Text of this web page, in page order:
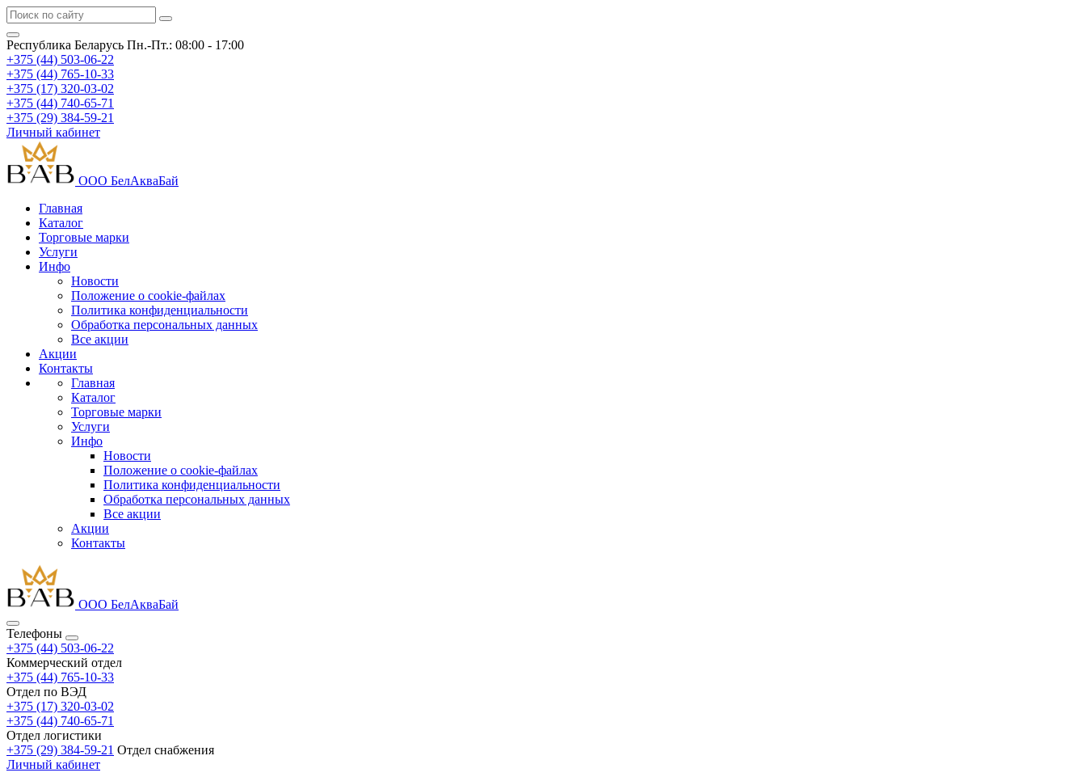
Республика Беларусь Пн.-Пт.: 08:00 - 17:00
+375 (44) 503-06-22
+375 (44) 765-10-33
+375 (17) 320-03-02
+375 (44) 740-65-71
+375 (29) 384-59-21
Личный кабинет
ООО БелАкваБай
Главная
Каталог
Торговые марки
Услуги
Инфо
Новости
Положение о cookie-файлах
Политика конфиденциальности
Обработка персональных данных
Все акции
Акции
Контакты
Главная
Каталог
Торговые марки
Услуги
Инфо
Новости
Положение о cookie-файлах
Политика конфиденциальности
Обработка персональных данных
Все акции
Акции
Контакты
ООО БелАкваБай
Телефоны
+375 (44) 503-06-22
Коммерческий отдел
+375 (44) 765-10-33
Отдел по ВЭД
+375 (17) 320-03-02
+375 (44) 740-65-71
Отдел логистики
+375 (29) 384-59-21 Отдел снабжения
Личный кабинет